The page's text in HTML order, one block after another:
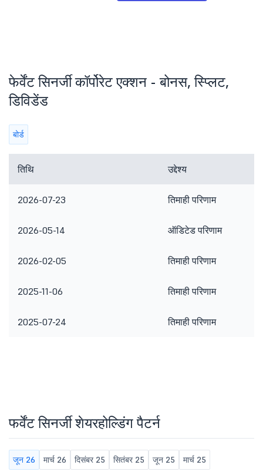
फेर्वेंट सिनर्जी कॉर्पोरेट एक्शन - बोनस, स्प्लिट,
डिविडेंड
बोर्ड
तिथि उद्देश्य
2026-07-23 तिमाही परिणाम
2026-05-14 ऑडिटेड परिणाम
2026-02-05 तिमाही परिणाम
2025-11-06 तिमाही परिणाम
2025-07-24 तिमाही परिणाम
फर्वेंट सिनर्जी शेयरहोल्डिंग पैटर्न
जून 26 मार्च 26 दिसंबर 25 सितंबर 25 जून 25 मार्च 25